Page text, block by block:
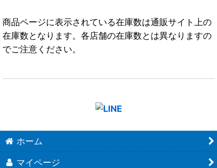
商品ページに表示されている在庫数は通販サイト上の
在庫数となります。各店舗の在庫数とは異なりますの
でご注意ください。
ホーム
マイページ